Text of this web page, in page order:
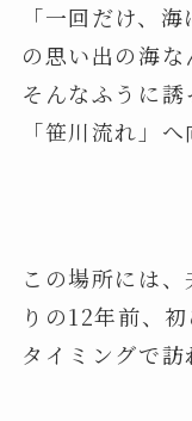
「一回だけ、
の思い出の海な
そんなふうに
「笹川流れ」
この場所には
りの12年前、
タイミングで訪